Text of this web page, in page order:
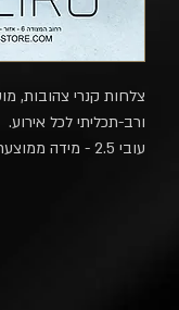
צלחות קנרי צהובות,
ורב-תכליתי לכל אירוע.
עובי 2.5 - מידה ממוצעת 20 על 20 ס"מ